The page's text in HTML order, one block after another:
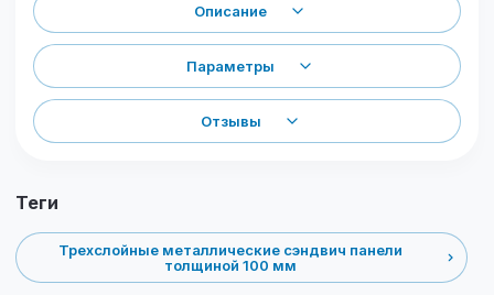
Описание
Параметры
Отзывы
теги
Трехслойные металлические сэндвич панели
толщиной 100 мм